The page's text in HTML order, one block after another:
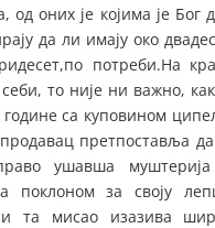
од оних је којима је Бог
да ли имају око
потреби.На
то није ни важно,
године са куповином
претпоставља да
ушавша
поклоном за своју
и та мисао изазива